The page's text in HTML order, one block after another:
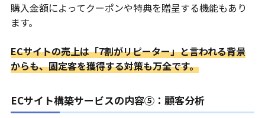
購入金額によってクーポンや特典を贈呈する機能もあり
ます。
ECサイトの売上は「7割がリピーター」と言われる背景
からも、固定客を獲得する対策も万全です。
ECサイト構築サービスの内容⑤：顧客分析